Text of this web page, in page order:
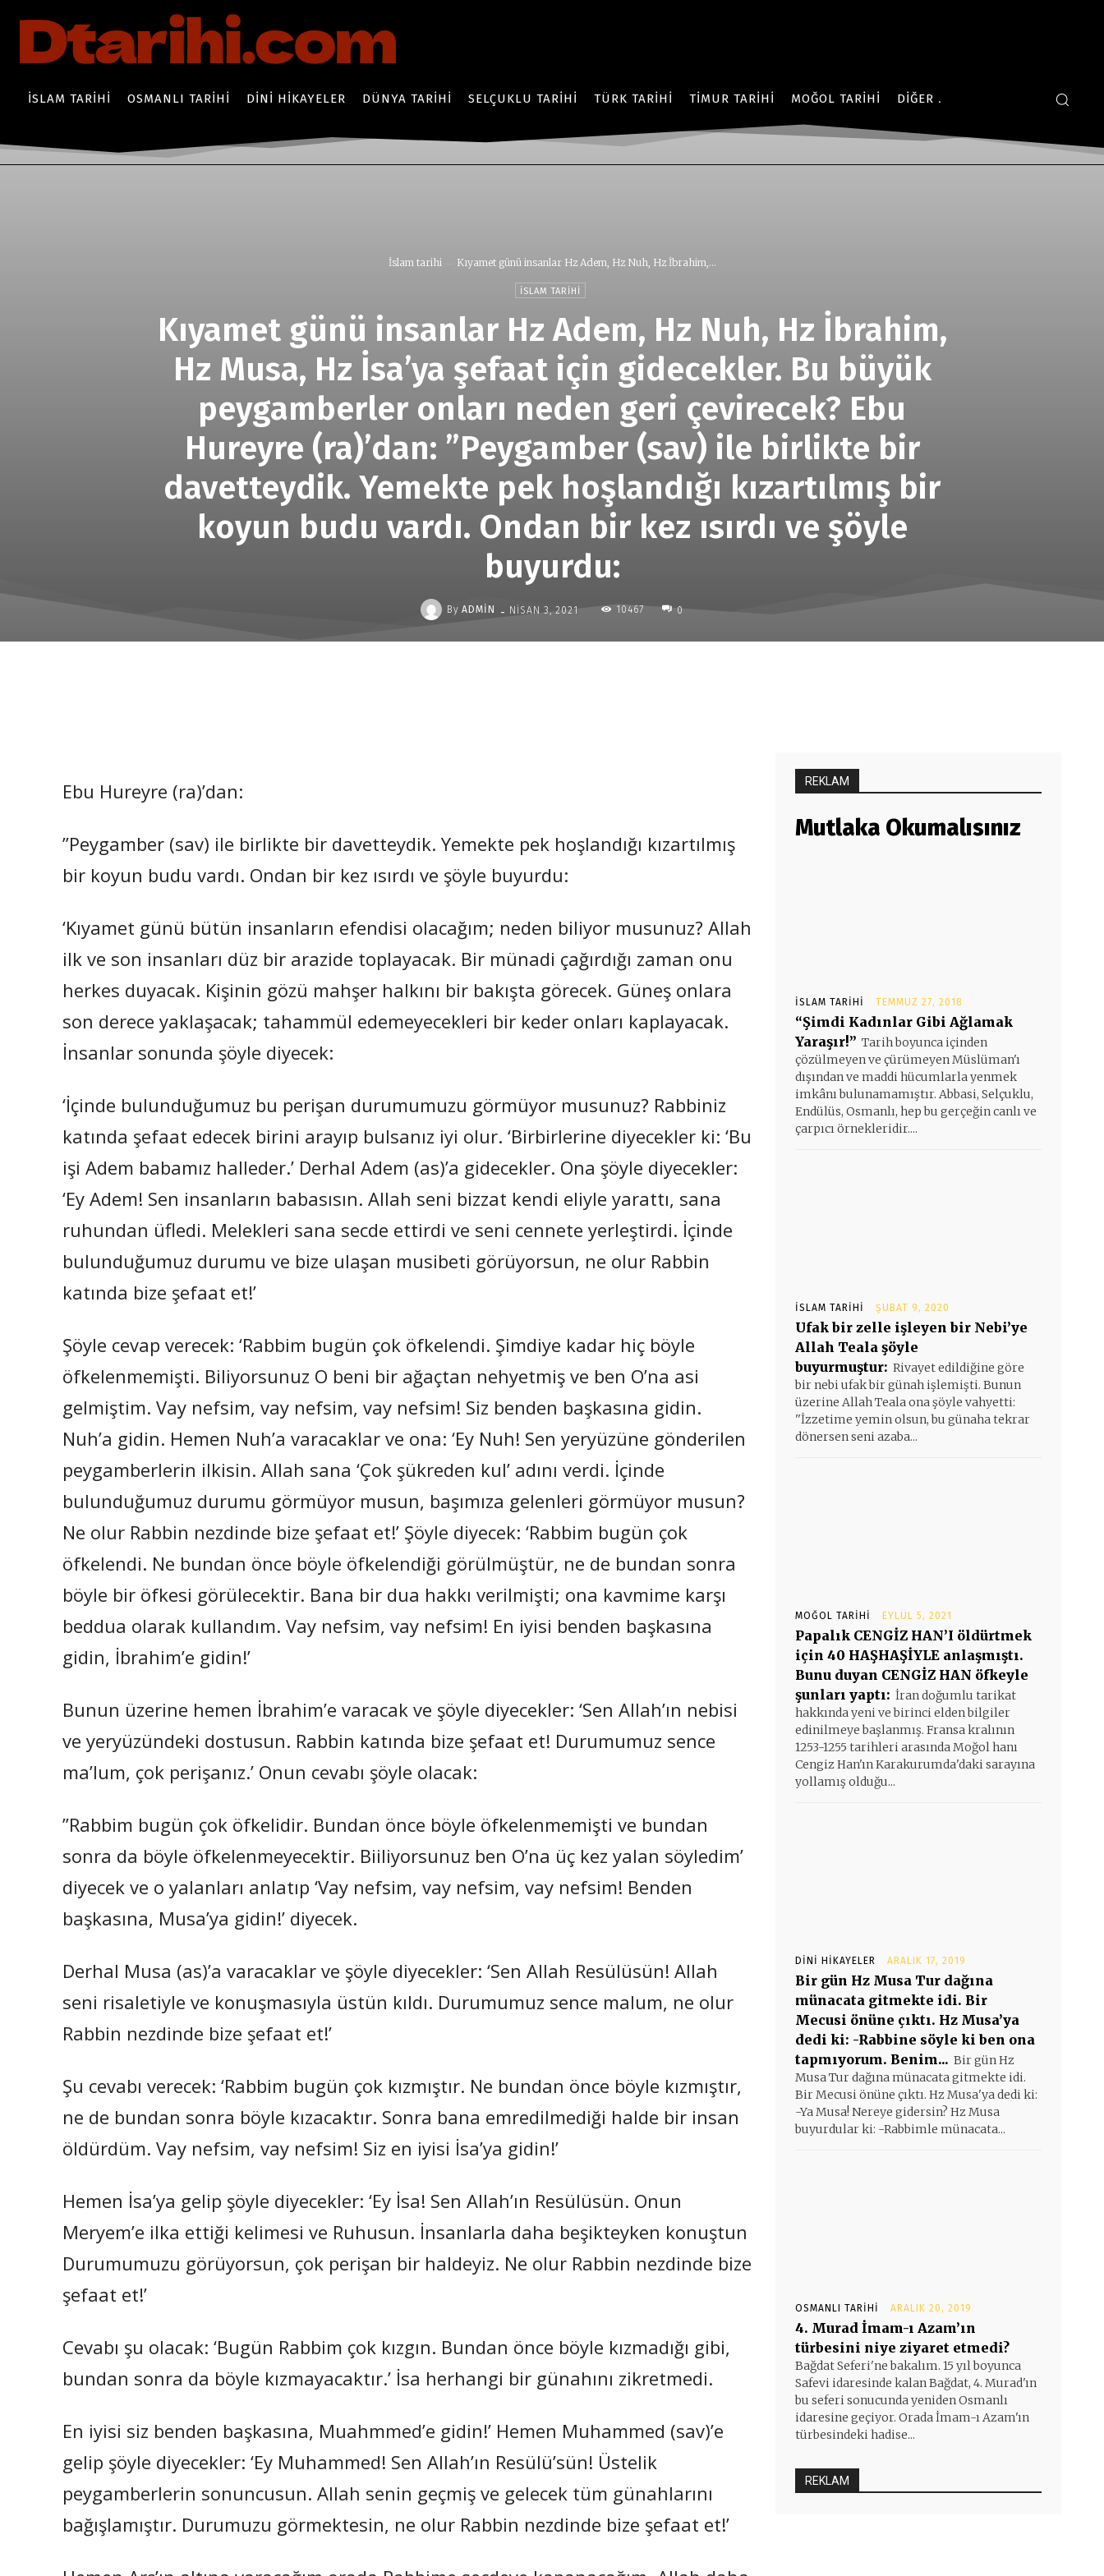
İSLAM TARIHI OSMANLI TARIHI DINI HIKAYELER DÜNYA TARIHI SELÇUKLU TARIHI TÜRK TARIHI TIMUR TARIHI MOĞOL TARIHI DIĞER
İslam tarihi Kıyamet günü insanlar Hz Adem, Hz Nuh, Hz İbrahim,...
İSLAM TARIHI
Kıyamet günü insanlar Hz Adem, Hz Nuh, Hz İbrahim,
Hz Musa, Hz İsa’ya şefaat için gidecekler. Bu büyük
peygamberler onları neden geri çevirecek? Ebu
Hureyre (ra)’dan: ”Peygamber (sav) ile birlikte bir
davetteydik. Yemekte pek hoşlandığı kızartılmış bir
koyun budu vardı. Ondan bir kez ısırdı ve şöyle
buyurdu:
By ADMIN - NISAN 3, 2021 10467 0
Ebu Hureyre (ra)’dan:
”Peygamber (sav) ile birlikte bir davetteydik. Yemekte pek hoşlandığı kızartılmış
bir koyun budu vardı. Ondan bir kez ısırdı ve şöyle buyurdu:
‘Kıyamet günü bütün insanların efendisi olacağım; neden biliyor musunuz? Allah
ilk ve son insanları düz bir arazide toplayacak. Bir münadi çağırdığı zaman onu
herkes duyacak. Kişinin gözü mahşer halkını bir bakışta görecek. Güneş onlara
son derece yaklaşacak; tahammül edemeyecekleri bir keder onları kaplayacak.
İnsanlar sonunda şöyle diyecek:
‘İçinde bulunduğumuz bu perişan durumumuzu görmüyor musunuz? Rabbiniz
katında şefaat edecek birini arayıp bulsanız iyi olur. ‘Birbirlerine diyecekler ki: ‘Bu
işi Adem babamız halleder.’ Derhal Adem (as)’a gidecekler. Ona şöyle diyecekler:
‘Ey Adem! Sen insanların babasısın. Allah seni bizzat kendi eliyle yarattı, sana
ruhundan üfledi. Melekleri sana secde ettirdi ve seni cennete yerleştirdi. İçinde
bulunduğumuz durumu ve bize ulaşan musibeti görüyorsun, ne olur Rabbin
katında bize şefaat et!’
Şöyle cevap verecek: ‘Rabbim bugün çok öfkelendi. Şimdiye kadar hiç böyle
öfkelenmemişti. Biliyorsunuz O beni bir ağaçtan nehyetmiş ve ben O’na asi
gelmiştim. Vay nefsim, vay nefsim, vay nefsim! Siz benden başkasına gidin.
Nuh’a gidin. Hemen Nuh’a varacaklar ve ona: ‘Ey Nuh! Sen yeryüzüne gönderilen
peygamberlerin ilkisin. Allah sana ‘Çok şükreden kul’ adını verdi. İçinde
bulunduğumuz durumu görmüyor musun, başımıza gelenleri görmüyor musun?
Ne olur Rabbin nezdinde bize şefaat et!’ Şöyle diyecek: ‘Rabbim bugün çok
öfkelendi. Ne bundan önce böyle öfkelendiği görülmüştür, ne de bundan sonra
böyle bir öfkesi görülecektir. Bana bir dua hakkı verilmişti; ona kavmime karşı
beddua olarak kullandım. Vay nefsim, vay nefsim! En iyisi benden başkasına
gidin, İbrahim’e gidin!’
Bunun üzerine hemen İbrahim’e varacak ve şöyle diyecekler: ‘Sen Allah’ın nebisi
ve yeryüzündeki dostusun. Rabbin katında bize şefaat et! Durumumuz sence
ma’lum, çok perişanız.’ Onun cevabı şöyle olacak:
”Rabbim bugün çok öfkelidir. Bundan önce böyle öfkelenmemişti ve bundan
sonra da böyle öfkelenmeyecektir. Biiliyorsunuz ben O’na üç kez yalan söyledim’
diyecek ve o yalanları anlatıp ‘Vay nefsim, vay nefsim, vay nefsim! Benden
başkasına, Musa’ya gidin!’ diyecek.
Derhal Musa (as)’a varacaklar ve şöyle diyecekler: ‘Sen Allah Resülüsün! Allah
seni risaletiyle ve konuşmasıyla üstün kıldı. Durumumuz sence malum, ne olur
Rabbin nezdinde bize şefaat et!’
Şu cevabı verecek: ‘Rabbim bugün çok kızmıştır. Ne bundan önce böyle kızmıştır,
ne de bundan sonra böyle kızacaktır. Sonra bana emredilmediği halde bir insan
öldürdüm. Vay nefsim, vay nefsim! Siz en iyisi İsa’ya gidin!’
Hemen İsa’ya gelip şöyle diyecekler: ‘Ey İsa! Sen Allah’ın Resülüsün. Onun
Meryem’e ilka ettiği kelimesi ve Ruhusun. İnsanlarla daha beşikteyken konuştun
Durumumuzu görüyorsun, çok perişan bir haldeyiz. Ne olur Rabbin nezdinde bize
şefaat et!’
Cevabı şu olacak: ‘Bugün Rabbim çok kızgın. Bundan önce böyle kızmadığı gibi,
bundan sonra da böyle kızmayacaktır.’ İsa herhangi bir günahını zikretmedi.
En iyisi siz benden başkasına, Muahmmed’e gidin!’ Hemen Muhammed (sav)’e
gelip şöyle diyecekler: ‘Ey Muhammed! Sen Allah’ın Resülü’sün! Üstelik
peygamberlerin sonuncusun. Allah senin geçmiş ve gelecek tüm günahlarını
bağışlamıştır. Durumuzu görmektesin, ne olur Rabbin nezdinde bize şefaat et!’
REKLAM
Mutlaka Okumalısınız
İSLAM TARIHI TEMMUZ 27, 2018
“Şimdi Kadınlar Gibi Ağlamak
Yaraşır!” Tarih boyunca içinden
çözülmeyen ve çürümeyen Müslüman'ı
dışından ve maddi hücumlarla yenmek
imkânı bulunamamıştır. Abbasi, Selçuklu,
Endülüs, Osmanlı, hep bu gerçeğin canlı ve
çarpıcı örnekleridir....
İSLAM TARIHI ŞUBAT 9, 2020
Ufak bir zelle işleyen bir Nebi’ye
Allah Teala şöyle
buyurmuştur: Rivayet edildiğine göre
bir nebi ufak bir günah işlemişti. Bunun
üzerine Allah Teala ona şöyle vahyetti:
''İzzetime yemin olsun, bu günaha tekrar
dönersen seni azaba...
MOĞOL TARIHI EYLÜL 5, 2021
Papalık CENGİZ HAN’I öldürtmek
için 40 HAŞHAŞİYLE anlaşmıştı.
Bunu duyan CENGİZ HAN öfkeyle
şunları yaptı: İran doğumlu tarikat
hakkında yeni ve birinci elden bilgiler
edinilmeye başlanmış. Fransa kralının
1253-1255 tarihleri arasında Moğol hanı
Cengiz Han'ın Karakurumda'daki sarayına
yollamış olduğu...
DINI HIKAYELER ARALIK 17, 2019
Bir gün Hz Musa Tur dağına
münacata gitmekte idi. Bir
Mecusi önüne çıktı. Hz Musa’ya
dedi ki: -Rabbine söyle ki ben ona
tapmıyorum. Benim... Bir gün Hz
Musa Tur dağına münacata gitmekte idi.
Bir Mecusi önüne çıktı. Hz Musa'ya dedi ki:
-Ya Musa! Nereye gidersin? Hz Musa
buyurdular ki: -Rabbimle münacata...
OSMANLI TARIHI ARALIK 20, 2019
4. Murad İmam-ı Azam’ın
türbesini niye ziyaret etmedi?
Bağdat Seferi'ne bakalım. 15 yıl boyunca
Safevi idaresinde kalan Bağdat, 4. Murad'ın
bu seferi sonucunda yeniden Osmanlı
idaresine geçiyor. Orada İmam-ı Azam'ın
türbesindeki hadise...
REKLAM